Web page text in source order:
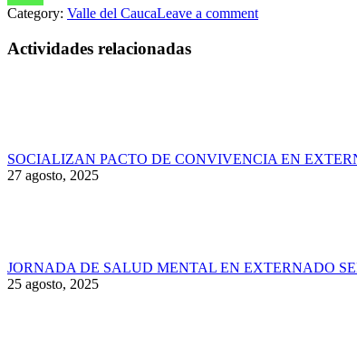
Category: Valle del CaucaLeave a comment
Actividades relacionadas
SOCIALIZAN PACTO DE CONVIVENCIA EN
27 agosto, 2025
JORNADA DE SALUD MENTAL EN EXTERNADO
25 agosto, 2025